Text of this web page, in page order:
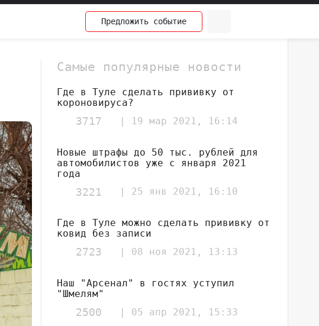
Предложитьсобытие
Самые популярные новости
Где в Туле сделать прививку от
короновируса?
3717 | 19 мар 2021, 16:14
Новые штрафы до 50 тыс. рублей для
автомобилистов уже с января 2021
года
3221 | 25 янв 2021, 16:10
Где в Туле можно сделать прививку от
ковид без записи
2723 | 08 ноя 2021, 13:13
Наш "Арсенал" в гостях уступил
"Шмелям"
2500 | 05 апр 2021, 15:33